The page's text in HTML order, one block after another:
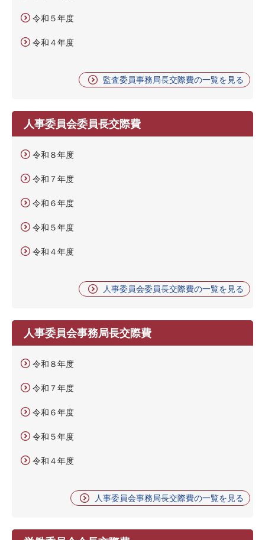
令和５年度
令和４年度
監査委員事務局長交際費の一覧を見る
人事委員会委員長交際費
令和８年度
令和７年度
令和６年度
令和５年度
令和４年度
人事委員会委員長交際費の一覧を見る
人事委員会事務局長交際費
令和８年度
令和７年度
令和６年度
令和５年度
令和４年度
人事委員会事務局長交際費の一覧を見る